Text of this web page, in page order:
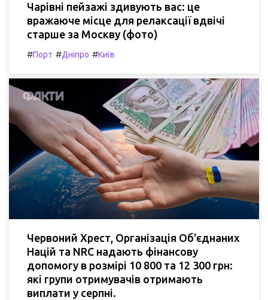
Чарівні пейзажі здивують вас: це
вражаюче місце для релаксації вдвічі
старше за Москву (фото)
#Порт #Дніпро #Київ
Червоний Хрест, Організація Об'єднаних
Націй та NRC надають фінансову
допомогу в розмірі 10 800 та 12 300 грн:
які групи отримувачів отримають
виплати у серпні.